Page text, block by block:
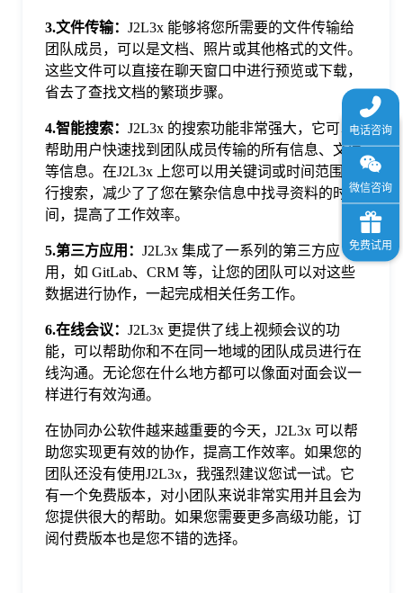
3.文件传输： J2L3x 能够将您所需要的文件传输给
团队成员，可以是文档、照片或其他格式的文件。
这些文件可以直接在聊天窗口中进行预览或下载，
省去了查找文档的繁琐步骤。
4.智能搜索： J2L3x 的搜索功能非常强大，它可以
帮助用户快速找到团队成员传输的所有信息、文件
等信息。在J2L3x 上您可以用关键词或时间范围进
行搜索，减少了了您在繁杂信息中找寻资料的时
间，提高了工作效率。
5.第三方应用： J2L3x 集成了一系列的第三方应
用，如 GitLab、CRM 等，让您的团队可以对这些
数据进行协作，一起完成相关任务工作。
6.在线会议： J2L3x 更提供了线上视频会议的功
能，可以帮助你和不在同一地域的团队成员进行在
线沟通。无论您在什么地方都可以像面对面会议一
样进行有效沟通。
在协同办公软件越来越重要的今天，J2L3x 可以帮
助您实现更有效的协作，提高工作效率。如果您的
团队还没有使用J2L3x，我强烈建议您试一试。它
有一个免费版本，对小团队来说非常实用并且会为
您提供很大的帮助。如果您需要更多高级功能，订
阅付费版本也是您不错的选择。